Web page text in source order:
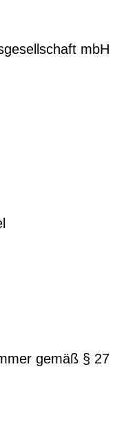
mbH
gemäß § 27